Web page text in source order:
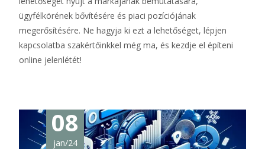
ügyfélkörének bővítésére és piaci pozíciójának
megerősítésére. Ne hagyja ki ezt a lehetőséget, lépjen
kapcsolatba szakértőinkkel még ma, és kezdje el építeni
online jelenlétét!
08
jan/24